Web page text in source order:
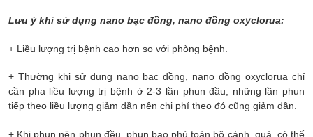
Lưu ý khi sử dụng nano bạc đồng, nano đồng oxyclorua:
+ Liều lượng trị bệnh cao hơn so với phòng bệnh.
+ Thường khi sử dụng nano bạc đồng, nano đồng oxyclorua chỉ
cần pha liều lượng trị bệnh ở 2-3 lần phun đầu, những lần phun
tiếp theo liều lượng giảm dần nên chi phí theo đó cũng giảm dần.
+ Khi phun nên phun đều, phun bao phủ toàn bộ cành, quả, có thể